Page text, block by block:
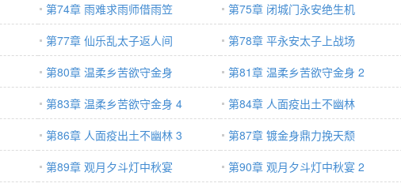
第74章 雨难求雨师借雨笠
第75章 闭城门永安绝生机
第77章 仙乐乱太子返人间
第78章 平永安太子上战场
第80章 温柔乡苦欲守金身
第81章 温柔乡苦欲守金身 2
第83章 温柔乡苦欲守金身 4
第84章 人面疫出土不幽林
第86章 人面疫出土不幽林 3
第87章 镀金身鼎力挽天颓
第89章 观月夕斗灯中秋宴
第90章 观月夕斗灯中秋宴 2